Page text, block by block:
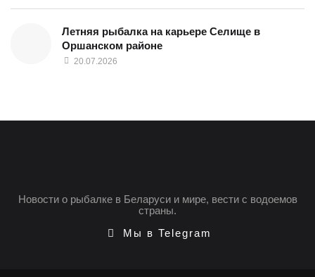
Летняя рыбалка на карьере Селище в
Оршанском районе
20.07.2026
Новости о рыбалке в Беларуси и мире, вести с водоемов
страны.
Мы в Telegram